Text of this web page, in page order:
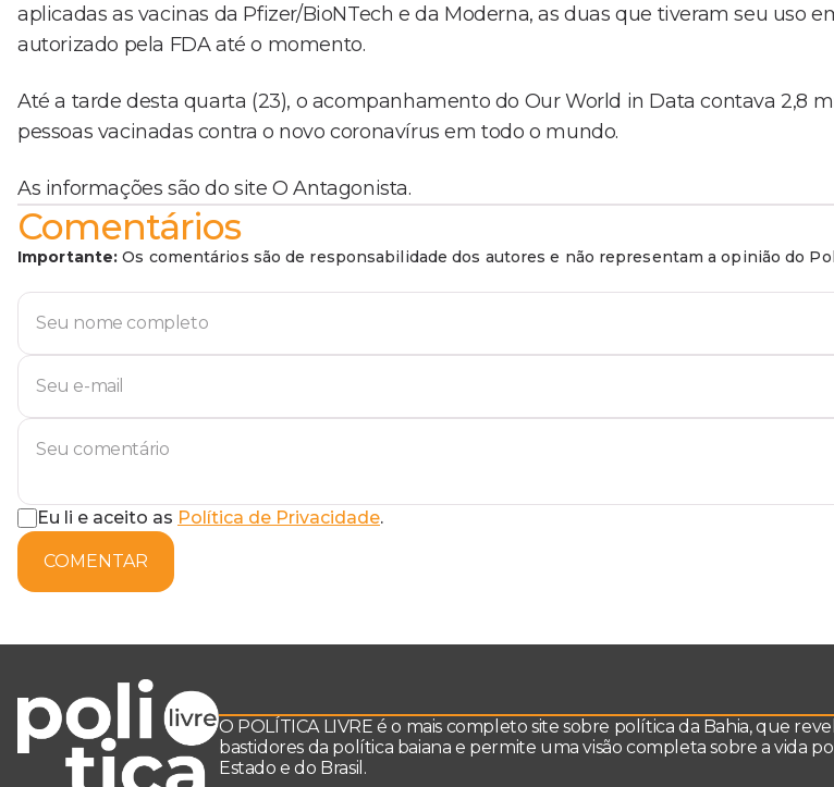
aplicadas as vacinas da Pfizer/BioNTech e da Moderna, as duas que tiveram seu uso
autorizado pela FDA até o momento.
Até a tarde desta quarta (23), o acompanhamento do Our World in Data contava 2,8
pessoas vacinadas contra o novo coronavírus em todo o mundo.
As informações são do site O Antagonista.
Comentários
Importante: Os comentários são de responsabilidade dos autores e não representam a opinião do
Eu li e aceito as Política de Privacidade.
COMENTAR
O POLÍTICA LIVRE é o mais completo site sobre política da Bahia, que
bastidores da política baiana e permite uma visão completa sobre a vida
Estado e do Brasil.